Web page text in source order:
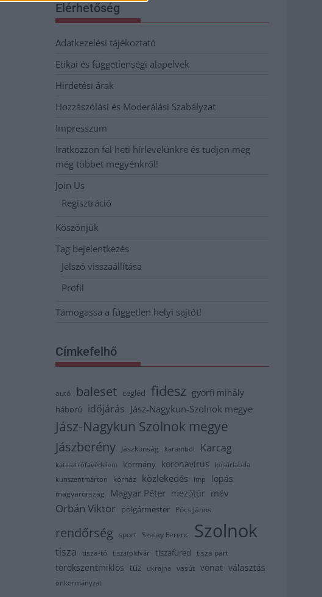
Elérhetőség
Adatkezelési tájékoztató
Etikai és függetlenségi alapelvek
Hirdetési árak
Hozzászólási és Moderálási Szabályzat
Impresszum
Iratkozzon fel heti hírlevelünkre és tudjon meg
még többet megyénkről!
Join Us
Regisztráció
Köszönjük
Tag bejelentkezés
Jelszó visszaállítása
Profil
Támogassa a független helyi sajtót!
Címkefelhő
autó baleset cegléd fidesz györfi mihály
háború időjárás Jász-Nagykun-Szolnok megye
Jász-Nagykun Szolnok megye
Jászberény Jászkunság karambol Karcag
katasztrófavédelem kormány koronavírus
kosárlabda
kunszentmárton
kórház közlekedés lmp lopás
magyarország Magyar Péter mezőtúr máv
Orbán Viktor polgármester Pócs János
rendőrség sport Szalay Ferenc Szolnok
tisza tisza-tó tiszaföldvár tiszafüred tisza part
törökszentmiklós tűz ukrajna vasút vonat választás
önkormányzat